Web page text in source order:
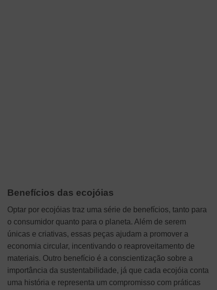
Benefícios das ecojóias
Optar por ecojóias traz uma série de benefícios, tanto para
o consumidor quanto para o planeta. Além de serem
únicas e criativas, essas peças ajudam a promover a
economia circular, incentivando o reaproveitamento de
materiais. Outro benefício é a conscientização sobre a
importância da sustentabilidade, já que cada ecojóia conta
uma história e representa um compromisso com práticas